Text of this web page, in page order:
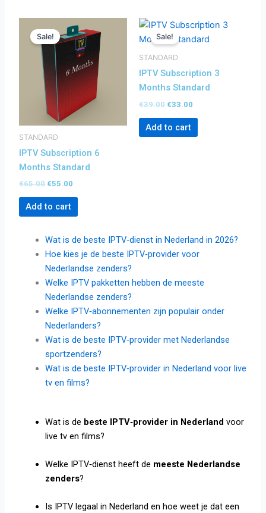
Sale!
STANDARD
IPTV Subscription 6
Months Standard
€65.00
price
was:
€65.00.
€55.00
price
is:
€55.00.
Add to cart
Sale!
STANDARD
IPTV Subscription 3
Months Standard
€39.00
Original
price
was:
€33.00
Current
price
is:
Add to cart
Wat is de beste IPTV‑dienst in Nederland in 2026?
Hoe kies je de beste IPTV‑provider voor
Nederlandse zenders?
Welke IPTV pakketten hebben de meeste
Nederlandse zenders?
Welke IPTV‑abonnementen zijn populair onder
Nederlanders?
Wat is de beste IPTV‑provider met Nederlandse
sportzenders?
Wat is de beste IPTV‑provider in Nederland voor live
tv en films?
Wat is de beste IPTV‑provider in Nederland voor
live tv en films?
Welke IPTV‑dienst heeft de meeste Nederlandse
zenders?
Is IPTV legaal in Nederland en hoe weet je dat een